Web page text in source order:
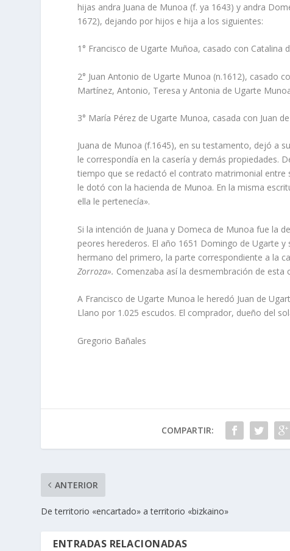
hijas andra Juana de Munoa (f. ya 1643) y andra
1672), dejando por hijos e hija a los siguientes:
1° Francisco de Ugarte Muñoa, casado con Catalina
2° Juan Antonio de Ugarte Munoa (n.1612), casado
Martí­nez, Antonio, Teresa y Antonia de Ugarte
3° Marí­a Pérez de Ugarte Munoa, casada con Juan
Juana de Munoa (f.1645), en su testamento, dejó a
le correspondí­a en la caserí­a y demás propiedades.
tiempo que se redactó el contrato matrimonial entre
le dotó con la hacienda de Munoa. En la misma
ella le pertenecí­a».
Si la intención de Juana y Domeca de Munoa fue la
peores herederos. El año 1651 Domingo de Ugarte
hermano del primero, la parte correspondiente a la
Zorroza». Comenzaba así­ la desmembración de esta
A Francisco de Ugarte Munoa le heredó Juan de
Llano por 1.025 escudos. El comprador, dueño del
Gregorio Bañales
COMPARTIR:
ANTERIOR
De territorio «encartado» a territorio «bizkaino»
ENTRADAS RELACIONADAS